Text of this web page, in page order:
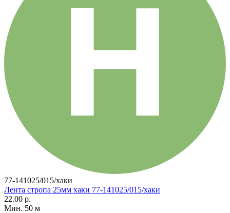
77-141025/015/хаки
Лента стропа 25мм хаки 77-141025/015/хаки
22.00 р.
Мин. 50 м